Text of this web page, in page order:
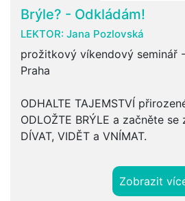
Brýle? - Odkládám!
LEKTOR: Jana Pozlovská
prožitkový víkendový seminář
Praha
ODHALTE TAJEMSTVÍ
ODLOŽTE BRÝLE a začněte se
DÍVAT, VIDĚT a VNÍMAT.
Zobrazit